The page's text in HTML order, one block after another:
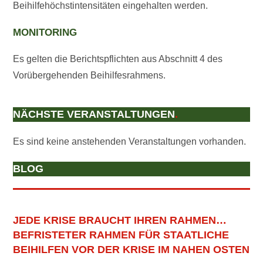
Beihilfehöchstintensitäten eingehalten werden.
MONITORING
Es gelten die Berichtspflichten aus Abschnitt 4 des
Vorübergehenden Beihilfesrahmens.
NÄCHSTE VERANSTALTUNGEN.
Es sind keine anstehenden Veranstaltungen vorhanden.
BLOG
JEDE KRISE BRAUCHT IHREN RAHMEN…
BEFRISTETER RAHMEN FÜR STAATLICHE
BEIHILFEN VOR DER KRISE IM NAHEN OSTEN